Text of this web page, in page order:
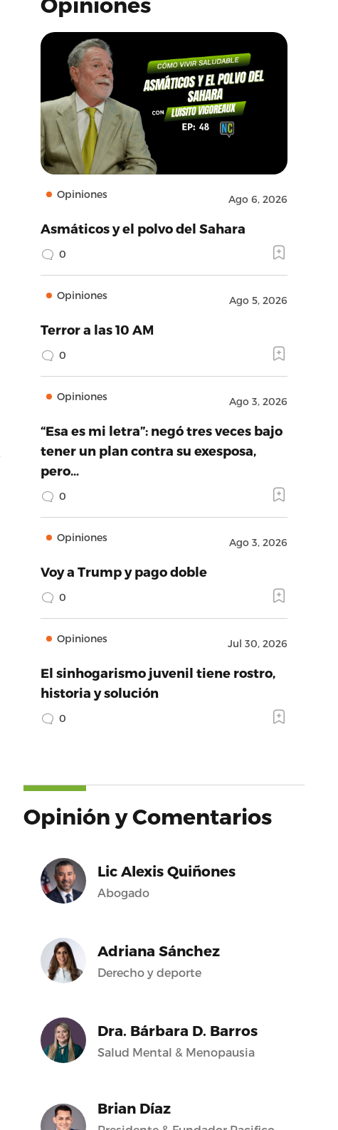
Opiniones Ago 6, 2026
Asmáticos y el polvo del Sahara
0
Opiniones Ago 5, 2026
Terror a las 10 AM
0
Opiniones Ago 3, 2026
“Esa es mi letra”: negó tres veces bajo
tener un plan contra su exesposa,
pero…
0
Opiniones Ago 3, 2026
Voy a Trump y pago doble
0
Opiniones Jul 30, 2026
El sinhogarismo juvenil tiene rostro,
historia y solución
0
Opinión y Comentarios
Lic Alexis Quiñones
Abogado
Adriana Sánchez
Derecho y deporte
Dra. Bárbara D. Barros
Salud Mental & Menopausia
Brian Díaz